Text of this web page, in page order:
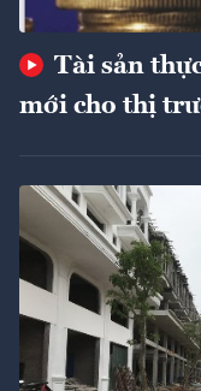
Tài sản
mới cho thị